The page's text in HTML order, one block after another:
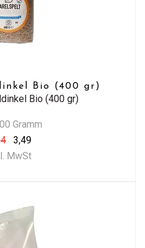
Bio (400 gr)
Bio (400 gr)
Gramm
3,49
MwSt